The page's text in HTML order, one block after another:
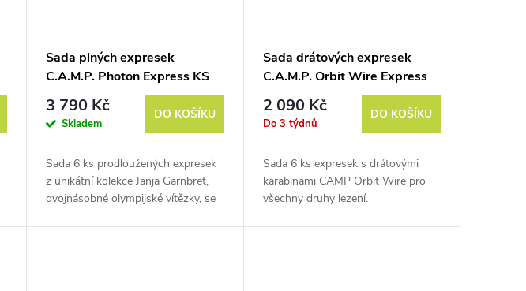
Sada plných expresek
C.A.M.P. Photon Express KS
18 cm 6 Pack z kolekce Janja
3 790 Kč
Skladem
DO KOŠÍKU
Sada 6 ks prodloužených expresek
z unikátní kolekce Janja Garnbret,
dvojnásobné olympijské vítězky, se
Sada drátových expresek
C.A.M.P. Orbit Wire Express
KS 6 Pack 12 cm
2 090 Kč
Do 3 týdnů
DO KOŠÍKU
Sada 6 ks expresek s drátovými
karabinami CAMP Orbit Wire pro
všechny druhy lezení.